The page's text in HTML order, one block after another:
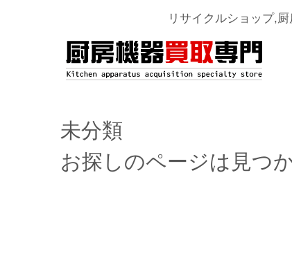
リサイクルショップ,
未分類
お探しのページは見つ